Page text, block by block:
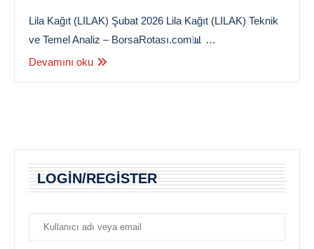
Lila Kağıt (LILAK) Şubat 2026 Lila Kağıt (LILAK) Teknik
ve Temel Analiz – BorsaRotası.com📊 …
Devamını oku
LOGIN/REGISTER